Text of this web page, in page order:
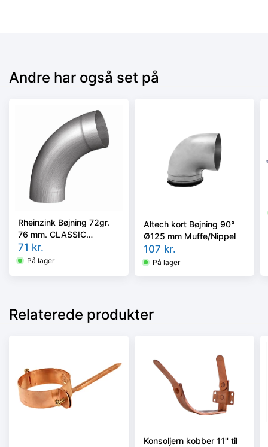
Andre har også set på
Rheinzink Bøjning 72gr.
76 mm. CLASSIC
walzblank - Tages ikke
retur -
71 kr.
På lager
Altech kort Bøjning 90°
Ø125 mm Muffe/Nippel
107 kr.
På lager
Relaterede produkter
Konsoljern kobber 11'' til